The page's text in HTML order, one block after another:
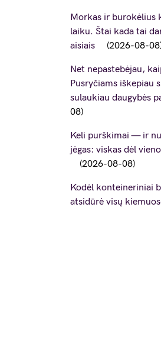
Morkas ir burokėlius
laiku. Štai kada tai
aisiais
2026-08-08
Net nepastebėjau,
Pusryčiams iškepiau
sulaukiau daugybės
08
Keli purškimai — ir
jėgas: viskas dėl
2026-08-08
Kodėl konteineriniai
atsidūrė visų